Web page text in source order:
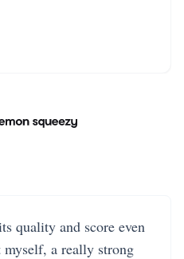
quality and score even
a really strong